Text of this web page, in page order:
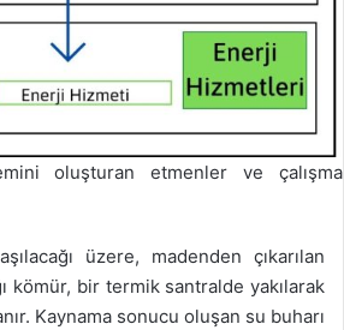
oluşturan etmenler ve çalışma
üzere, madenden çıkarılan
kömür, bir termik santralde yakılarak
Kaynama sonucu oluşan su buharı